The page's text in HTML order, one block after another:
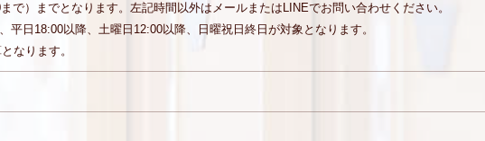
で）までとなります。左記時間以外はメールまたはLINEでお問い合わせください。
日18:00以降、土曜日12:00以降、日曜祝日終日が対象となります。
なります。